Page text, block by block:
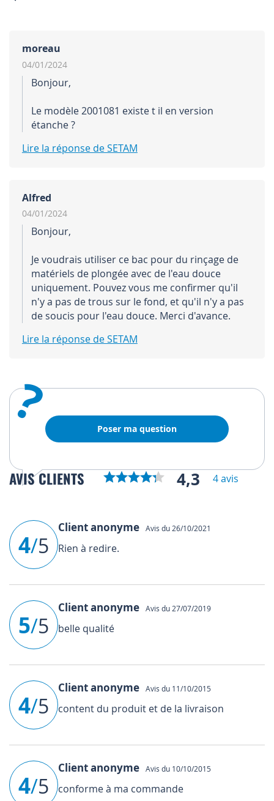
moreau
04/01/2024
Bonjour,
Le modèle 2001081 existe t il en version
étanche ?
Lire la réponse de SETAM
Alfred
04/01/2024
Bonjour,
Je voudrais utiliser ce bac pour du rinçage de
matériels de plongée avec de l'eau douce
uniquement. Pouvez vous me confirmer qu'il
n'y a pas de trous sur le fond, et qu'il n'y a pas
de soucis pour l'eau douce. Merci d'avance.
Lire la réponse de SETAM
? Poser ma question
AVIS CLIENTS 4,3 4 avis
4/5
Client anonyme Avis du 26/10/2021
Rien à redire.
5/5
Client anonyme Avis du 27/07/2019
belle qualité
4/5
Client anonyme Avis du 11/10/2015
content du produit et de la livraison
4/5
Client anonyme Avis du 10/10/2015
conforme à ma commande